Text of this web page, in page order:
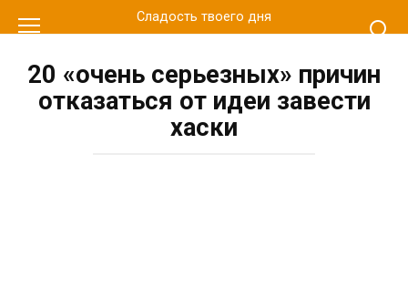
к
Сладость твоего дня
20 «очень серьезных» причин
отказаться от идеи завести
хаски